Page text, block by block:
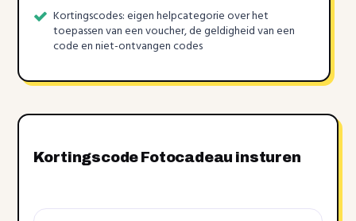
Kortingscodes: eigen helpcategorie over het
toepassen van een voucher, de geldigheid van een
code en niet-ontvangen codes
Kortingscode Fotocadeau insturen
Kortingscode